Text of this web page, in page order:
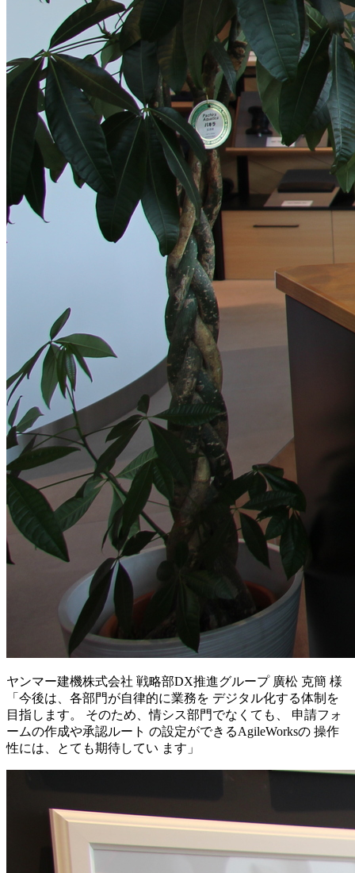
ヤンマー建機株式会社 戦略部DX推進グループ 廣松 克簡 様
「今後は、各部門が自律的に業務を デジタル化する体制を
目指します。 そのため、情シス部門でなくても、 申請フォ
ームの作成や承認ルート の設定ができるAgileWorksの 操作
性には、とても期待してい ます」